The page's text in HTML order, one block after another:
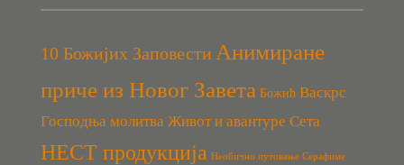
10 Божијих Заповести Анимиране
приче из Новог Завета Божић Васкрс
Господња молитва Живот и авантуре Сета
НЕСТ продукција Необично путовање Серафиме